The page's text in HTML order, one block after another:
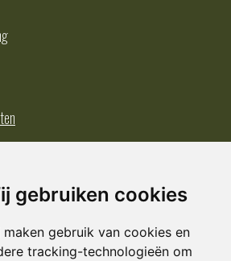
gebruiken cookies
maken gebruik van cookies en
tracking-technologieën om
BIJ DEDUMP.NL